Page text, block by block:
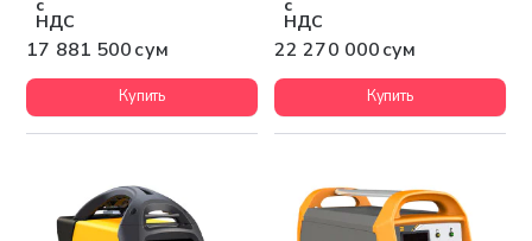
с
НДС
17 881 500 сум
Купить
с
НДС
22 270 000 сум
Купить